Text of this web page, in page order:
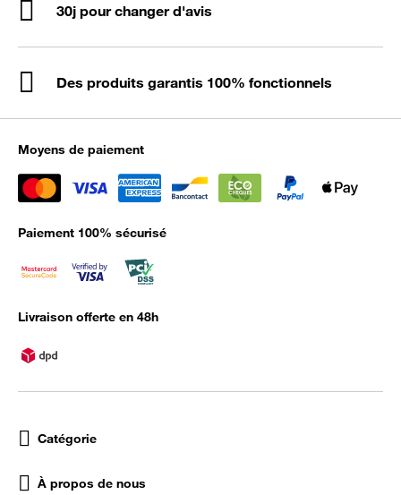
30j pour changer d'avis
Des produits garantis 100% fonctionnels
Moyens de paiement
Paiement 100% sécurisé
Livraison offerte en 48h
Catégorie
À propos de nous